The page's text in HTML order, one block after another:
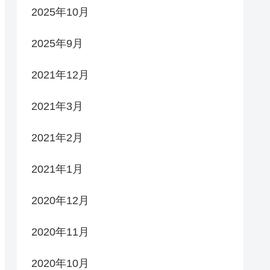
2025年10月
2025年9月
2021年12月
2021年3月
2021年2月
2021年1月
2020年12月
2020年11月
2020年10月